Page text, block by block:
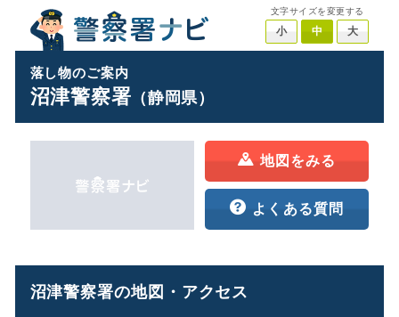
文字サイズを変更する
小 中 大
落し物のご案内
沼津警察署（静岡県）
地図をみる
よくある質問
沼津警察署の地図・アクセス